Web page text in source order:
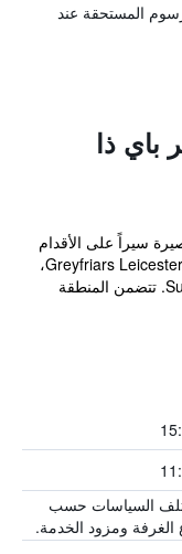
المستحقة عند
باي ذا
سيراً على الأقدام
من أماكن الجذب السياحي القريبة، من ضمنها Greyfriars Leicester،
كاتدرائيه ليستر سيتي وSue Townsend Theatre. تتضمن المنطقة
السياسات حسب
الغرفة ومزود الخدمة.